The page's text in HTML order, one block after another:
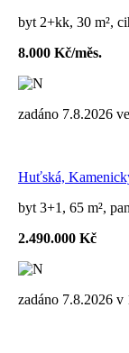
byt 2+kk, 30 m²,
8.000 Kč/měs.
zadáno 7.8.2026
Huťská,
byt 3+1, 65 m²,
2.490.000 Kč
zadáno 7.8.2026 v